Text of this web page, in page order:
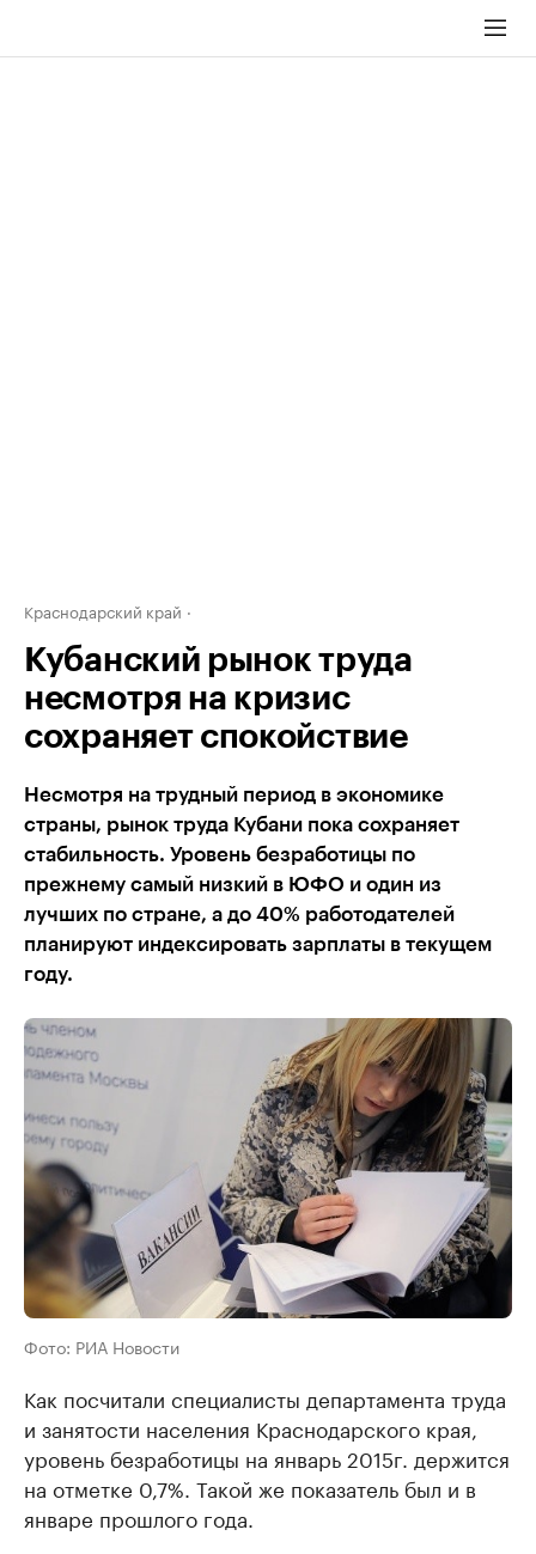
Краснодарский край
Кубанский рынок труда
несмотря на кризис
сохраняет спокойствие
Несмотря на трудный период в экономике
страны, рынок труда Кубани пока сохраняет
стабильность. Уровень безработицы по
прежнему самый низкий в ЮФО и один из
лучших по стране, а до 40% работодателей
планируют индексировать зарплаты в текущем
году.
Фото: РИА Новости
Как посчитали специалисты департамента труда
и занятости населения Краснодарского края,
уровень безработицы на январь 2015г. держится
на отметке 0,7%. Такой же показатель был и в
январе прошлого года.